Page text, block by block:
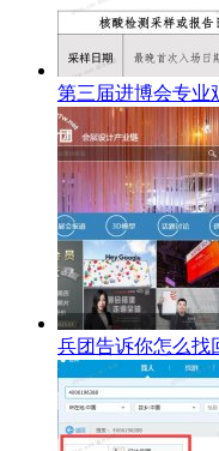
第三届进博会专业
兵团告诉你怎么找